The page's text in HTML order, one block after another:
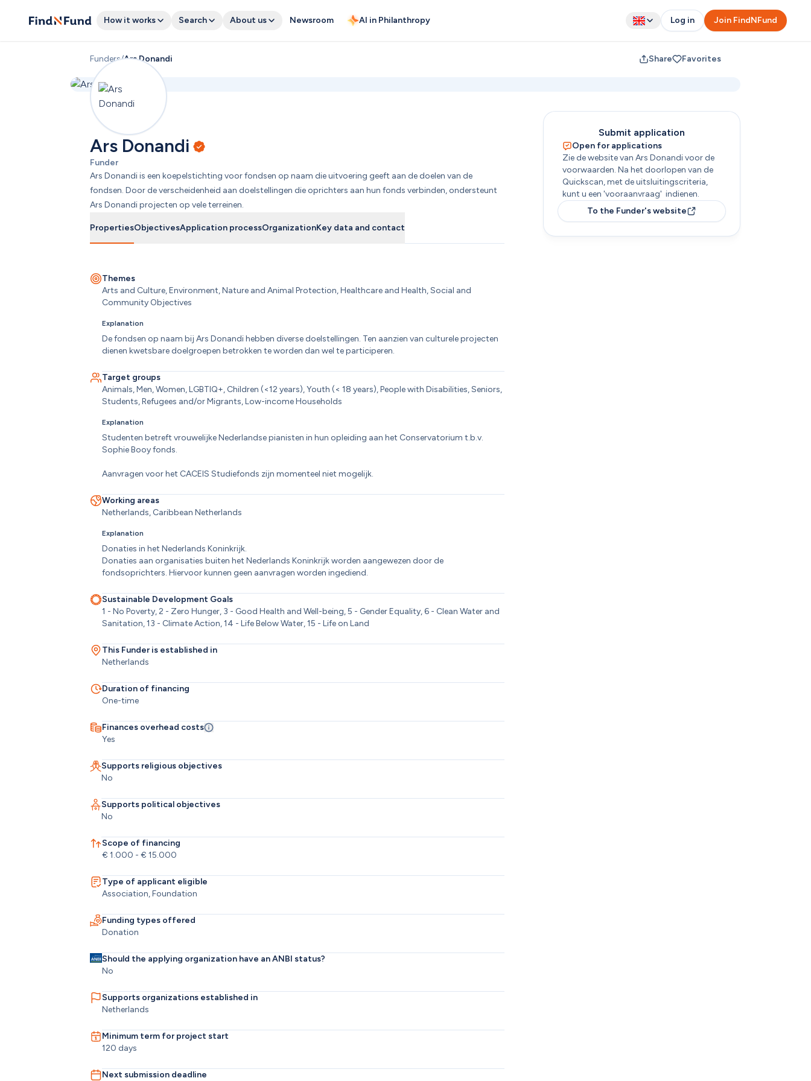
How it works Search About us Newsroom AI in Philanthropy Log in Join FindNFund
Funders/Ars Donandi Share Favorites
Ars Donandi
Funder
Ars Donandi is een koepelstichting voor fondsen op naam die uitvoering geeft aan de doelen van de
fondsen. Door de verscheidenheid aan doelstellingen die oprichters aan hun fonds verbinden, ondersteunt
Ars Donandi projecten op vele terreinen.
PropertiesObjectivesApplication processOrganizationKey data and contact
Themes
Arts and Culture, Environment, Nature and Animal Protection, Healthcare and Health, Social and
Community Objectives
Explanation
De fondsen op naam bij Ars Donandi hebben diverse doelstellingen. Ten aanzien van culturele projecten
dienen kwetsbare doelgroepen betrokken te worden dan wel te participeren.
Target groups
Animals, Men, Women, LGBTIQ+, Children (<12 years), Youth (< 18 years), People with Disabilities, Seniors,
Students, Refugees and/or Migrants, Low-income Households
Explanation
Studenten betreft vrouwelijke Nederlandse pianisten in hun opleiding aan het Conservatorium t.b.v.
Sophie Booy fonds.
Aanvragen voor het CACEIS Studiefonds zijn momenteel niet mogelijk.
Working areas
Netherlands, Caribbean Netherlands
Explanation
Donaties in het Nederlands Koninkrijk.
Donaties aan organisaties buiten het Nederlands Koninkrijk worden aangewezen door de
fondsoprichters. Hiervoor kunnen geen aanvragen worden ingediend.
Sustainable Development Goals
1 - No Poverty, 2 - Zero Hunger, 3 - Good Health and Well-being, 5 - Gender Equality, 6 - Clean Water and
Sanitation, 13 - Climate Action, 14 - Life Below Water, 15 - Life on Land
This Funder is established in
Netherlands
Duration of financing
One-time
Finances overhead costs
Yes
Supports religious objectives
No
Supports political objectives
No
Scope of financing
€ 1.000 - € 15.000
Type of applicant eligible
Association, Foundation
Funding types offered
Donation
Should the applying organization have an ANBI status?
No
Supports organizations established in
Netherlands
Minimum term for project start
120 days
Next submission deadline
Submit application
Open for applications
Zie de website van Ars Donandi voor de
voorwaarden. Na het doorlopen van de
Quickscan, met de uitsluitingscriteria,
To the Funder's website